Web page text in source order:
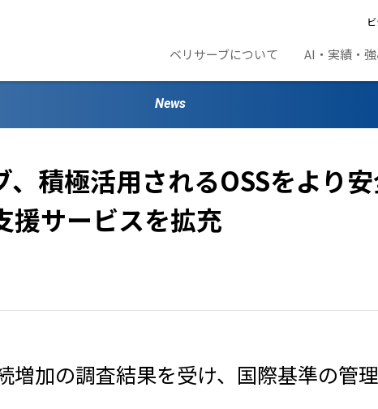
ベリサーブについて AI・実績・
News
積極活用されるOSSをより
援サービスを拡充
増加の調査結果を受け、国際基準の管